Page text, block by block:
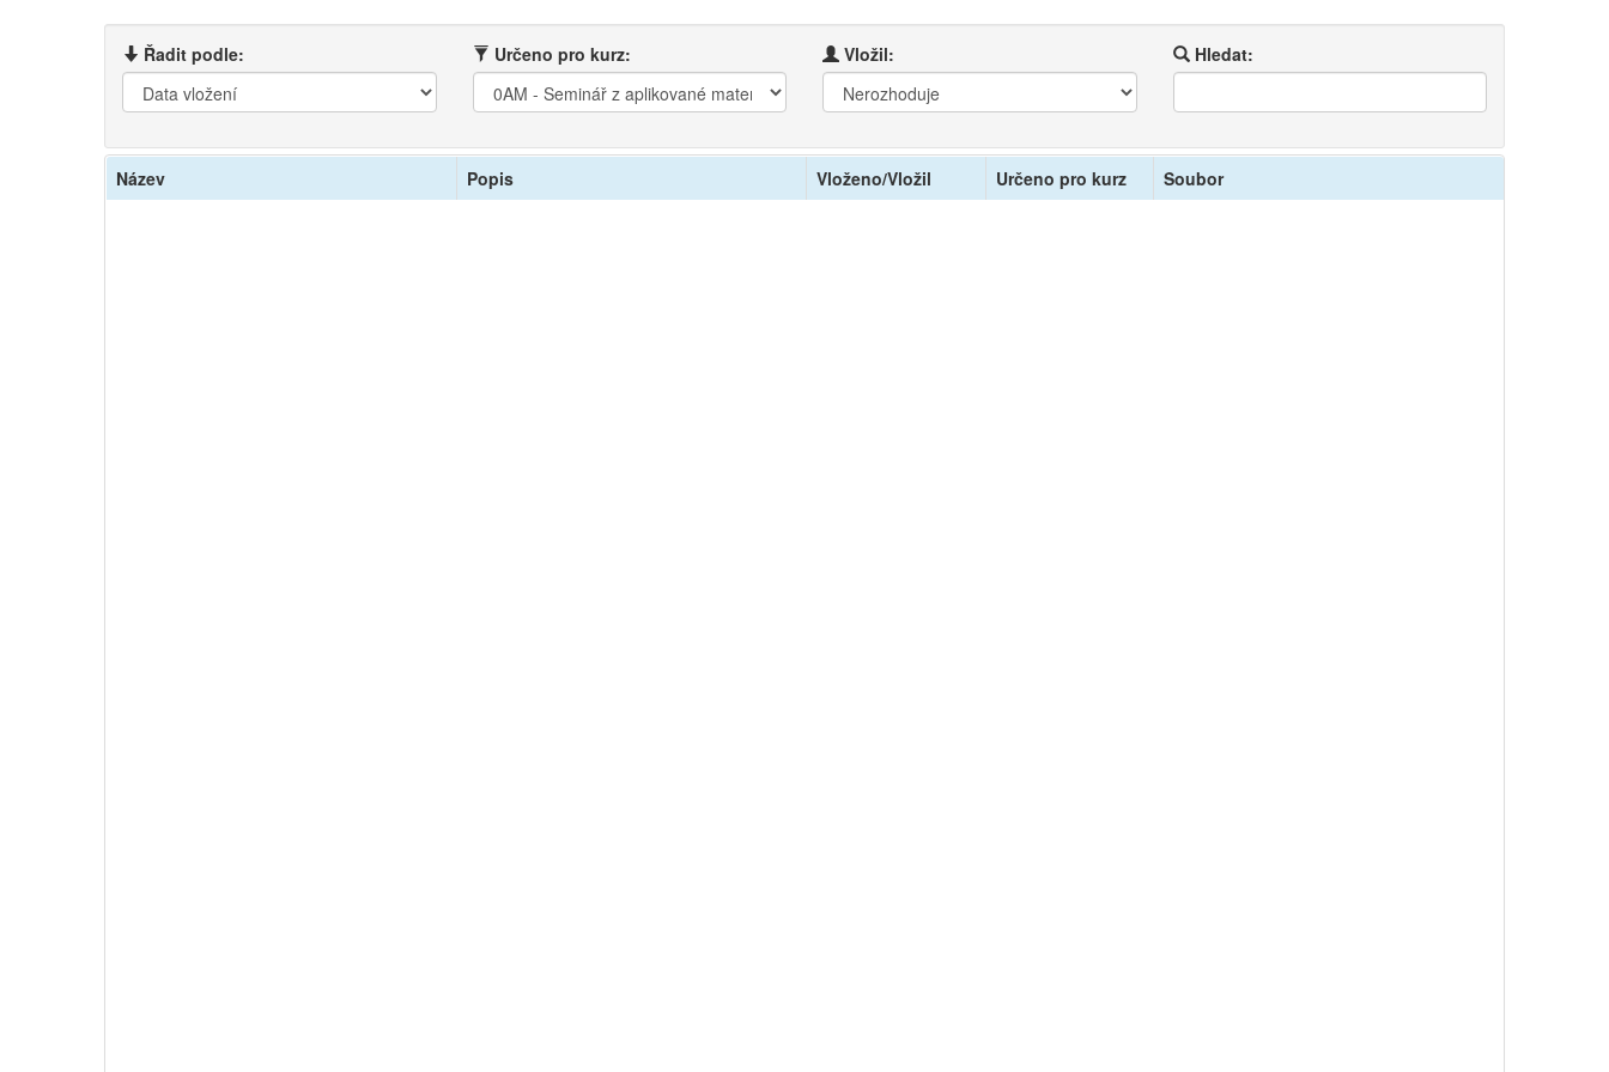
Řadit podle: Určeno pro kurz: Vložil: Hledat:
Název Popis Vloženo/Vložil Určeno pro kurz Soubor